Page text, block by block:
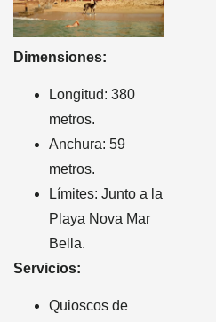
Dimensiones:
Longitud: 380
metros.
Anchura: 59
metros.
Límites: Junto a la
Playa Nova Mar
Bella.
Servicios:
Quioscos de